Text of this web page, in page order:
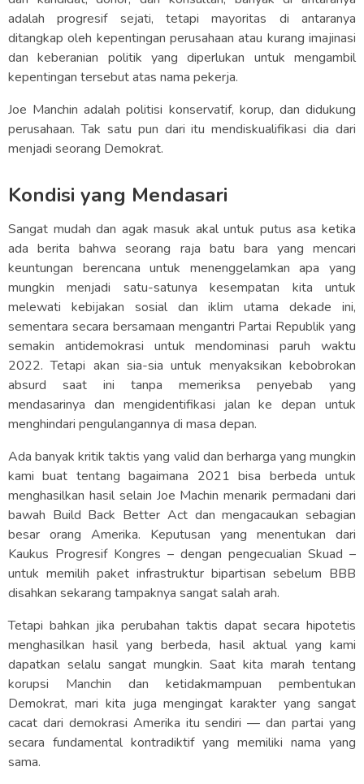
adalah progresif sejati, tetapi mayoritas di antaranya
ditangkap oleh kepentingan perusahaan atau kurang imajinasi
dan keberanian politik yang diperlukan untuk mengambil
kepentingan tersebut atas nama pekerja.
Joe Manchin adalah politisi konservatif, korup, dan didukung
perusahaan. Tak satu pun dari itu mendiskualifikasi dia dari
menjadi seorang Demokrat.
Kondisi yang Mendasari
Sangat mudah dan agak masuk akal untuk putus asa ketika
ada berita bahwa seorang raja batu bara yang mencari
keuntungan berencana untuk menenggelamkan apa yang
mungkin menjadi satu-satunya kesempatan kita untuk
melewati kebijakan sosial dan iklim utama dekade ini,
sementara secara bersamaan mengantri Partai Republik yang
semakin antidemokrasi untuk mendominasi paruh waktu
2022. Tetapi akan sia-sia untuk menyaksikan kebobrokan
absurd saat ini tanpa memeriksa penyebab yang
mendasarinya dan mengidentifikasi jalan ke depan untuk
menghindari pengulangannya di masa depan.
Ada banyak kritik taktis yang valid dan berharga yang mungkin
kami buat tentang bagaimana 2021 bisa berbeda untuk
menghasilkan hasil selain Joe Machin menarik permadani dari
bawah Build Back Better Act dan mengacaukan sebagian
besar orang Amerika. Keputusan yang menentukan dari
Kaukus Progresif Kongres – dengan pengecualian Skuad –
untuk memilih paket infrastruktur bipartisan sebelum BBB
disahkan sekarang tampaknya sangat salah arah.
Tetapi bahkan jika perubahan taktis dapat secara hipotetis
menghasilkan hasil yang berbeda, hasil aktual yang kami
dapatkan selalu sangat mungkin. Saat kita marah tentang
korupsi Manchin dan ketidakmampuan pembentukan
Demokrat, mari kita juga mengingat karakter yang sangat
cacat dari demokrasi Amerika itu sendiri — dan partai yang
secara fundamental kontradiktif yang memiliki nama yang
sama.